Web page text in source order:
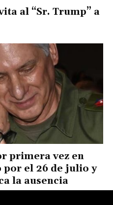
al “Sr. Trump” a
primera vez en
por el 26 de julio y
la ausencia